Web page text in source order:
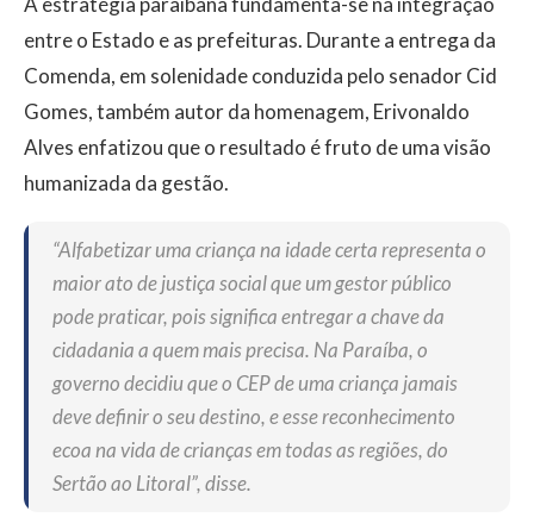
entre o Estado e as prefeituras. Durante a entrega da
Comenda, em solenidade conduzida pelo senador Cid
Gomes, também autor da homenagem, Erivonaldo
Alves enfatizou que o resultado é fruto de uma visão
humanizada da gestão.
“Alfabetizar uma criança na idade certa representa o
maior ato de justiça social que um gestor público
pode praticar, pois significa entregar a chave da
cidadania a quem mais precisa. Na Paraíba, o
governo decidiu que o CEP de uma criança jamais
deve definir o seu destino, e esse reconhecimento
ecoa na vida de crianças em todas as regiões, do
Sertão ao Litoral”, disse.